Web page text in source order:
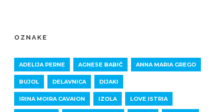
OZNAKE
ADELIJA PERNE AGNESE BABIČ ANNA MARIA GREGO
BUJOL DELAVNICA DIJAKI
IRINA MOIRA CAVAION IZOLA LOVE ISTRIA